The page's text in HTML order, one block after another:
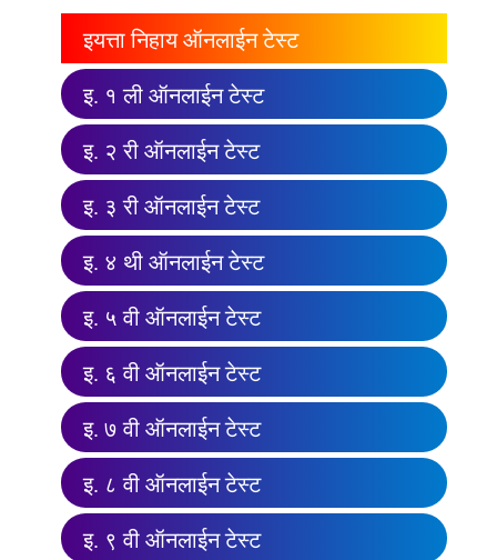
इयत्ता निहाय ऑनलाईन टेस्ट
इ. १ ली ऑनलाईन टेस्ट
इ. २ री ऑनलाईन टेस्ट
इ. ३ री ऑनलाईन टेस्ट
इ. ४ थी ऑनलाईन टेस्ट
इ. ५ वी ऑनलाईन टेस्ट
इ. ६ वी ऑनलाईन टेस्ट
इ. ७ वी ऑनलाईन टेस्ट
इ. ८ वी ऑनलाईन टेस्ट
इ. ९ वी ऑनलाईन टेस्ट